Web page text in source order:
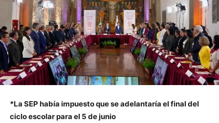
*La SEP había impuesto que se adelantaría el final del
ciclo escolar para el 5 de junio